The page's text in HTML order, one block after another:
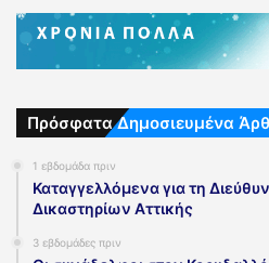
Πρόσφατα Δημοσιευμένα
1 εβδομάδα πριν
Καταγγελλόμενα για τη
Δικαστηρίων Αττικής
3 εβδομάδες πριν